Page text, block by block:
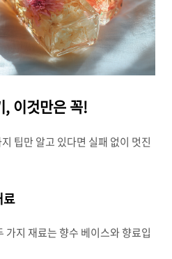
이것만은 꼭!
팁만 알고 있다면 실패 없이 멋진
료
가지 재료는 향수 베이스와 향료입